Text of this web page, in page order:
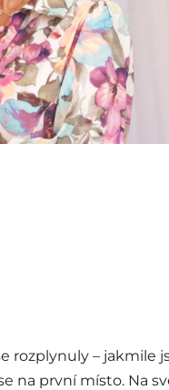
rozplynuly – jakmile
na první místo. Na